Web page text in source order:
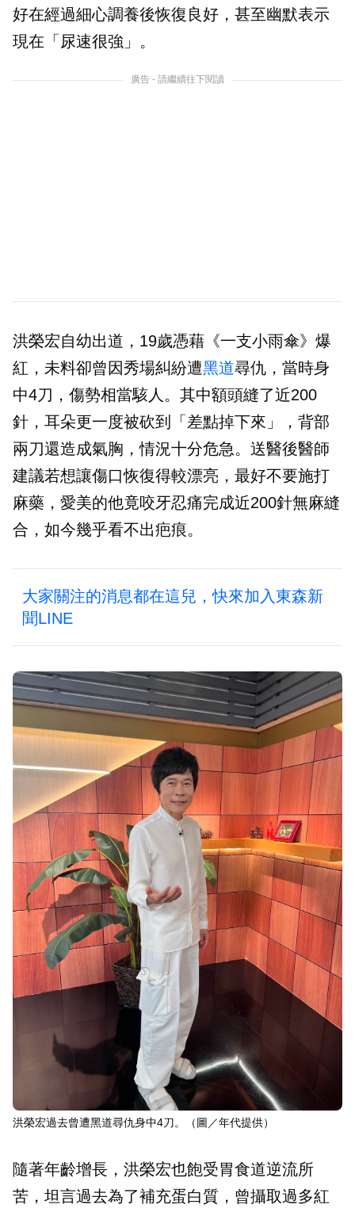
好在經過細心調養後恢復良好，甚至幽默表示
現在「尿速很強」。
廣告 - 請繼續往下閱讀
洪榮宏自幼出道，19歲憑藉《一支小雨傘》爆
紅，未料卻曾因秀場糾紛遭黑道尋仇，當時身
中4刀，傷勢相當駭人。其中額頭縫了近200
針，耳朵更一度被砍到「差點掉下來」，背部
兩刀還造成氣胸，情況十分危急。送醫後醫師
建議若想讓傷口恢復得較漂亮，最好不要施打
麻藥，愛美的他竟咬牙忍痛完成近200針無麻縫
合，如今幾乎看不出疤痕。
大家關注的消息都在這兒，快來加入東森新
聞LINE
洪榮宏過去曾遭黑道尋仇身中4刀。（圖／年代提供）
隨著年齡增長，洪榮宏也飽受胃食道逆流所
苦，坦言過去為了補充蛋白質，曾攝取過多紅